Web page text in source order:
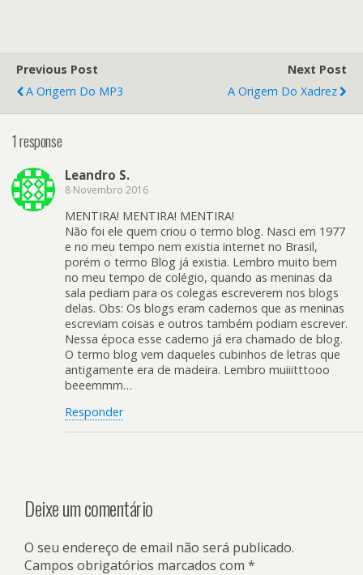
Previous Post
A Origem Do MP3
Next Post
A Origem Do Xadrez
1 response
Leandro S.
8 Novembro 2016
MENTIRA! MENTIRA! MENTIRA!
Não foi ele quem criou o termo blog. Nasci em 1977
e no meu tempo nem existia internet no Brasil,
porém o termo Blog já existia. Lembro muito bem
no meu tempo de colégio, quando as meninas da
sala pediam para os colegas escreverem nos blogs
delas. Obs: Os blogs eram cadernos que as meninas
escreviam coisas e outros também podiam escrever.
Nessa época esse caderno já era chamado de blog.
O termo blog vem daqueles cubinhos de letras que
antigamente era de madeira. Lembro muiiitttooo
beeemmm…
Responder
Deixe um comentário
O seu endereço de email não será publicado.
Campos obrigatórios marcados com *